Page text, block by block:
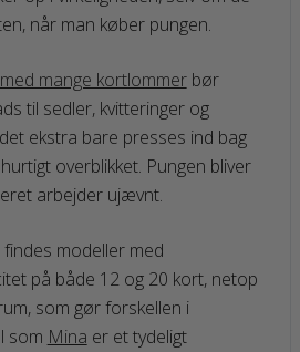
når man køber pungen.
mange kortlommerbør
til sedler, kvitteringer og
ekstra bare presses ind bag
overblikket. Pungen bliver
arbejder ujævnt.
findes modeller med
på både 12 og 20 kort, netop
som gør forskellen i
som Mina er et tydeligt